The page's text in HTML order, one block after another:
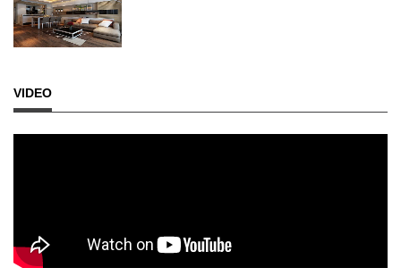
VIDEO